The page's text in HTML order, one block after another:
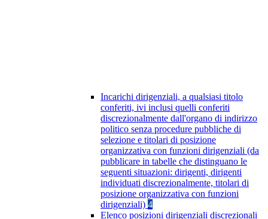
Incarichi dirigenziali, a qualsiasi titolo
conferiti, ivi inclusi quelli conferiti
discrezionalmente dall'organo di indirizzo
politico senza procedure pubbliche di
selezione e titolari di posizione
organizzativa con funzioni dirigenziali (da
pubblicare in tabelle che distinguano le
seguenti situazioni: dirigenti, dirigenti
individuati discrezionalmente, titolari di
posizione organizzativa con funzioni
dirigenziali) 4
Elenco posizioni dirigenziali discrezionali